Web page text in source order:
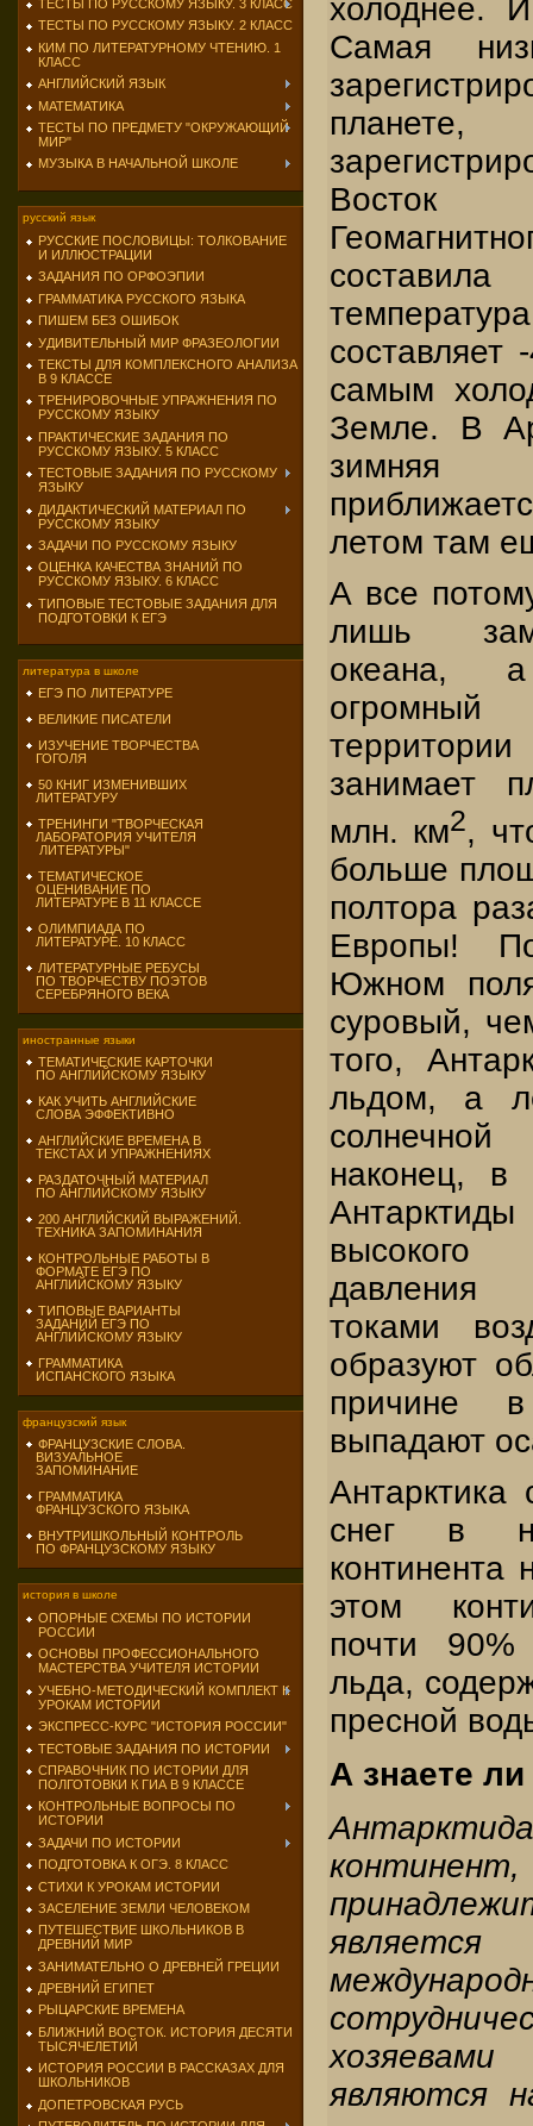
ТЕСТЫ ПО РУССКОМУ ЯЗЫКУ. 3 КЛАСС
ТЕСТЫ ПО РУССКОМУ ЯЗЫКУ. 2 КЛАСС
КИМ ПО ЛИТЕРАТУРНОМУ ЧТЕНИЮ. 1
КЛАСС
АНГЛИЙСКИЙ ЯЗЫК
МАТЕМАТИКА
ТЕСТЫ ПО ПРЕДМЕТУ "ОКРУЖАЮЩИЙ
МИР"
МУЗЫКА В НАЧАЛЬНОЙ ШКОЛЕ
русский язык
РУССКИЕ ПОСЛОВИЦЫ: ТОЛКОВАНИЕ
И ИЛЛЮСТРАЦИИ
ЗАДАНИЯ ПО ОРФОЭПИИ
ГРАММАТИКА РУССКОГО ЯЗЫКА
ПИШЕМ БЕЗ ОШИБОК
УДИВИТЕЛЬНЫЙ МИР ФРАЗЕОЛОГИИ
ТЕКСТЫ ДЛЯ КОМПЛЕКСНОГО АНАЛИЗА
В 9 КЛАССЕ
ТРЕНИРОВОЧНЫЕ УПРАЖНЕНИЯ ПО
РУССКОМУ ЯЗЫКУ
ПРАКТИЧЕСКИЕ ЗАДАНИЯ ПО
РУССКОМУ ЯЗЫКУ. 5 КЛАСС
ТЕСТОВЫЕ ЗАДАНИЯ ПО РУССКОМУ
ЯЗЫКУ
ДИДАКТИЧЕСКИЙ МАТЕРИАЛ ПО
РУССКОМУ ЯЗЫКУ
ЗАДАЧИ ПО РУССКОМУ ЯЗЫКУ
ОЦЕНКА КАЧЕСТВА ЗНАНИЙ ПО
РУССКОМУ ЯЗЫКУ. 6 КЛАСС
ТИПОВЫЕ ТЕСТОВЫЕ ЗАДАНИЯ ДЛЯ
ПОДГОТОВКИ К ЕГЭ
литература в школе
ЕГЭ ПО ЛИТЕРАТУРЕ
ВЕЛИКИЕ ПИСАТЕЛИ
ИЗУЧЕНИЕ ТВОРЧЕСТВА
ГОГОЛЯ
50 КНИГ ИЗМЕНИВШИХ
ЛИТЕРАТУРУ
ТРЕНИНГИ "ТВОРЧЕСКАЯ
ЛАБОРАТОРИЯ УЧИТЕЛЯ
ЛИТЕРАТУРЫ"
ТЕМАТИЧЕСКОЕ
ОЦЕНИВАНИЕ ПО
ЛИТЕРАТУРЕ В 11 КЛАССЕ
ОЛИМПИАДА ПО
ЛИТЕРАТУРЕ. 10 КЛАСС
ЛИТЕРАТУРНЫЕ РЕБУСЫ
ПО ТВОРЧЕСТВУ ПОЭТОВ
СЕРЕБРЯНОГО ВЕКА
иностранные языки
ТЕМАТИЧЕСКИЕ КАРТОЧКИ
ПО АНГЛИЙСКОМУ ЯЗЫКУ
КАК УЧИТЬ АНГЛИЙСКИЕ
СЛОВА ЭФФЕКТИВНО
АНГЛИЙСКИЕ ВРЕМЕНА В
ТЕКСТАХ И УПРАЖНЕНИЯХ
РАЗДАТОЧНЫЙ МАТЕРИАЛ
ПО АНГЛИЙСКОМУ ЯЗЫКУ
200 АНГЛИЙСКИЙ ВЫРАЖЕНИЙ.
ТЕХНИКА ЗАПОМИНАНИЯ
КОНТРОЛЬНЫЕ РАБОТЫ В
ФОРМАТЕ ЕГЭ ПО
АНГЛИЙСКОМУ ЯЗЫКУ
ТИПОВЫЕ ВАРИАНТЫ
ЗАДАНИЙ ЕГЭ ПО
АНГЛИЙСКОМУ ЯЗЫКУ
ГРАММАТИКА
ИСПАНСКОГО ЯЗЫКА
французский язык
ФРАНЦУЗСКИЕ СЛОВА.
ВИЗУАЛЬНОЕ
ЗАПОМИНАНИЕ
ГРАММАТИКА
ФРАНЦУЗСКОГО ЯЗЫКА
ВНУТРИШКОЛЬНЫЙ КОНТРОЛЬ
ПО ФРАНЦУЗСКОМУ ЯЗЫКУ
история в школе
ОПОРНЫЕ СХЕМЫ ПО ИСТОРИИ
РОССИИ
ОСНОВЫ ПРОФЕССИОНАЛЬНОГО
МАСТЕРСТВА УЧИТЕЛЯ ИСТОРИИ
УЧЕБНО-МЕТОДИЧЕСКИЙ КОМПЛЕКТ К
УРОКАМ ИСТОРИИ
ЭКСПРЕСС-КУРС "ИСТОРИЯ РОССИИ"
ТЕСТОВЫЕ ЗАДАНИЯ ПО ИСТОРИИ
СПРАВОЧНИК ПО ИСТОРИИ ДЛЯ
ПОЛГОТОВКИ К ГИА В 9 КЛАССЕ
КОНТРОЛЬНЫЕ ВОПРОСЫ ПО
ИСТОРИИ
ЗАДАЧИ ПО ИСТОРИИ
ПОДГОТОВКА К ОГЭ. 8 КЛАСС
СТИХИ К УРОКАМ ИСТОРИИ
ЗАСЕЛЕНИЕ ЗЕМЛИ ЧЕЛОВЕКОМ
ПУТЕШЕСТВИЕ ШКОЛЬНИКОВ В
ДРЕВНИЙ МИР
ЗАНИМАТЕЛЬНО О ДРЕВНЕЙ ГРЕЦИИ
ДРЕВНИЙ ЕГИПЕТ
РЫЦАРСКИЕ ВРЕМЕНА
БЛИЖНИЙ ВОСТОК. ИСТОРИЯ ДЕСЯТИ
ТЫСЯЧЕЛЕТИЙ
ИСТОРИЯ РОССИИ В РАССКАЗАХ ДЛЯ
ШКОЛЬНИКОВ
ДОПЕТРОВСКАЯ РУСЬ
холоднее.
Самая
Восток
составляет
самым
Земле. В
зимняя
летом там
А все
лишь
океана,
занимает
млн. км2,
больше
полтора
Европы!
Южном
суровый,
того,
льдом, а
наконец, в
токами
образуют
причине
выпадают
Антарктика
снег в
континента
этом
почти
льда,
пресной
А знаете
являются